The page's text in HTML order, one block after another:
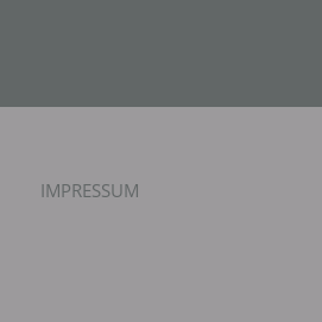
IMPRESSUM